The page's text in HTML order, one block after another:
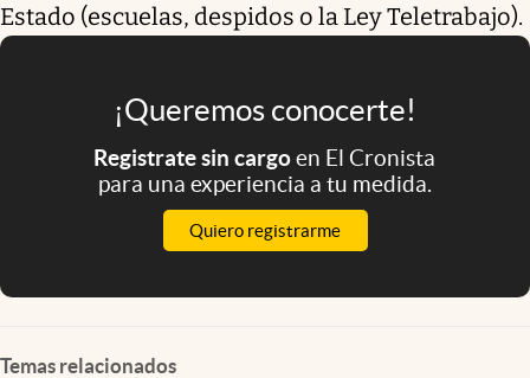
Estado (escuelas, despidos o la Ley Teletrabajo).
¡Queremos conocerte!
Registrate sin cargoen El Cronista
para una experiencia a tu medida.
Quiero registrarme
Temas relacionados